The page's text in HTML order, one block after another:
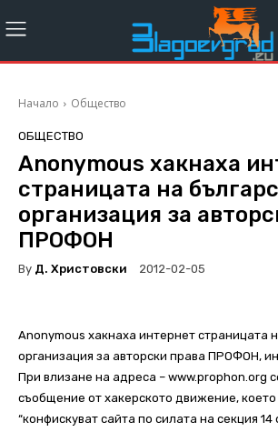
Начало Общество
ОБЩЕСТВО
Anonymous хакнаха
страницата на
организация за
ПРОФОН
By Д. Христовски 2012-02-05
Anonymous хакнаха интернет страницата
организация за авторски права ПРОФОН,
При влизане на адреса – www.prophon.org
съобщение от хакерското движение,
“конфискуват сайта по силата на секция 14